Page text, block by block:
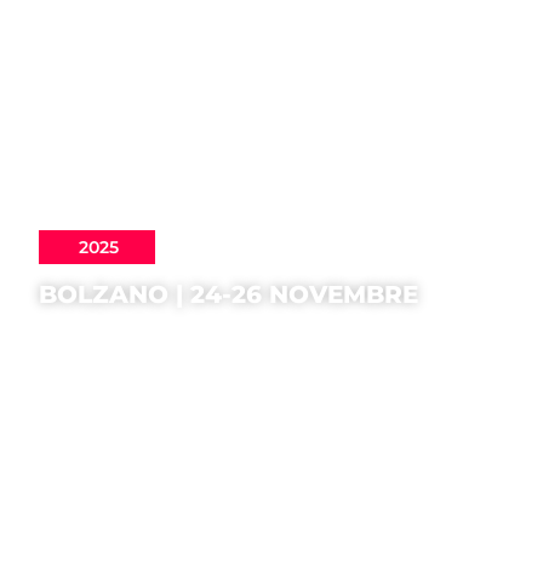
2025
BOLZANO | 24-26 NOVEMBRE